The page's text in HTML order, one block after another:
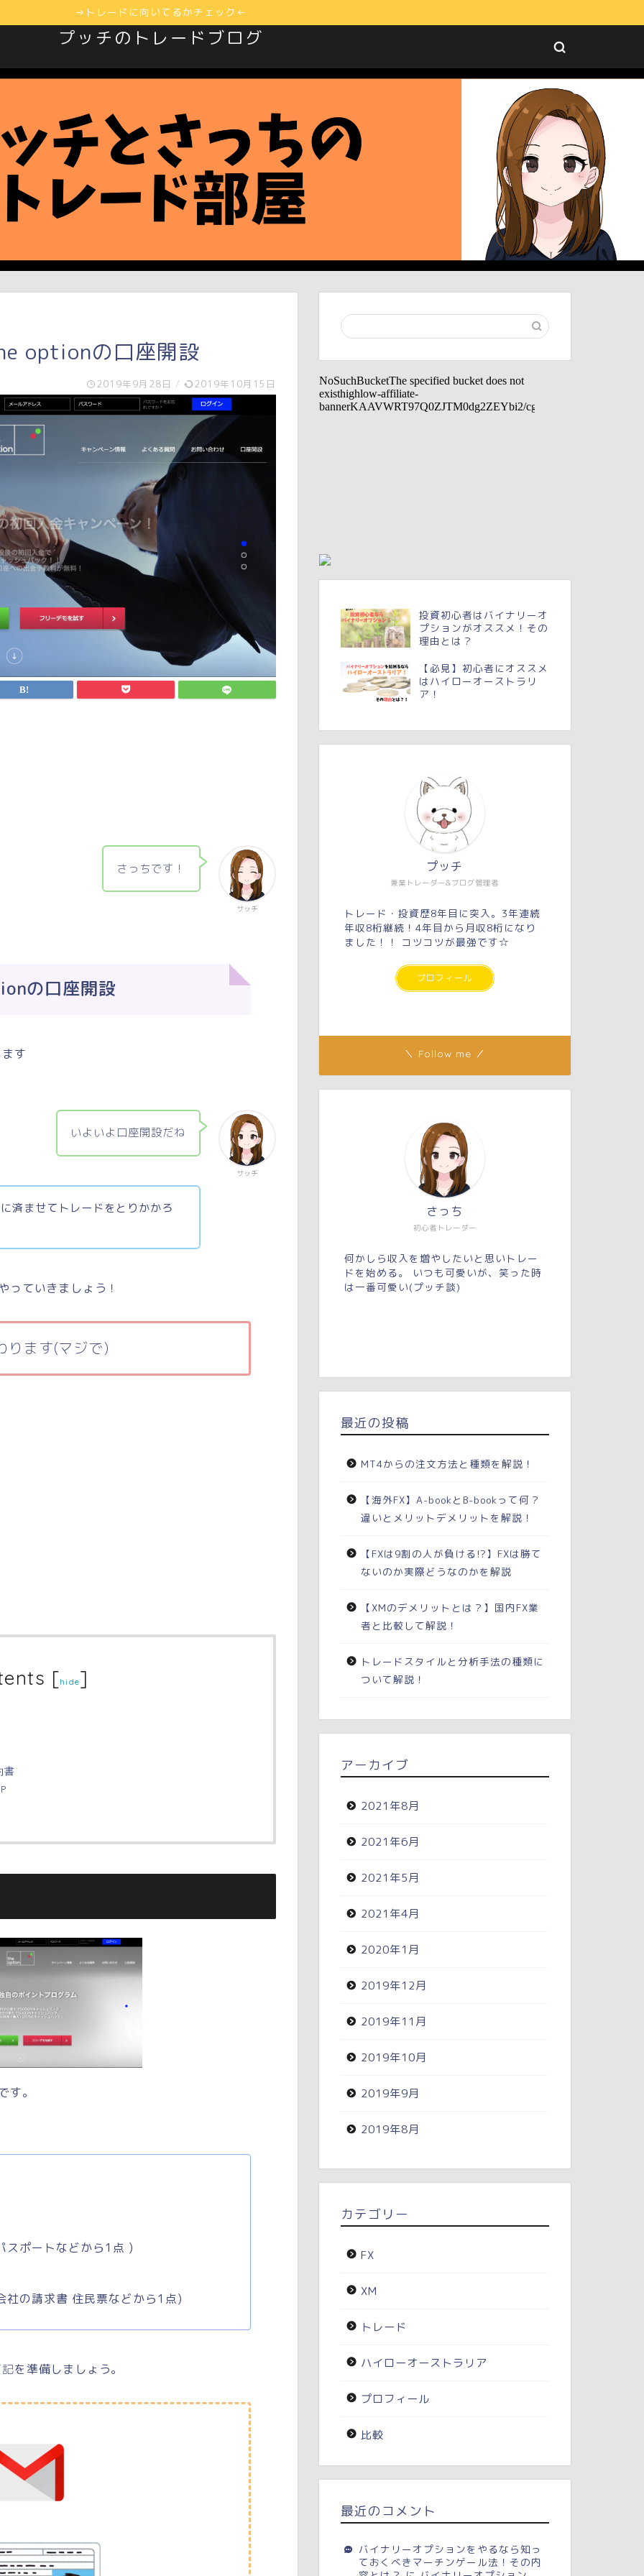
→トレードに向いてるかチェック←
プッチのトレードブログ
optionの口座開設
2019年9月28日 / 2019年10月15日
サッチ
さっちです！
の口座開設
す
サッチ
いよいよ口座開設だね
済ませて トレードをとりかかろ
っていきましょう！
ります(マジで)
[hide]
書
す。
スポートなどから1点 )
社の請求書 住民票などから1点)
を準備しましょう。
投資初心者はバイナリーオ
プションがオススメ！その
理由とは？
【必見】初心者にオススメ
はハイローオーストラリ
ア！
兼業トレーダー&ブログ管理者
プッチ
トレード・投資歴8年目に突入。3年連続
年収8桁継続！4年目から月収8桁になり
ました！！ コツコツが最強です☆
プロフィール
＼ Follow me ／
初心者トレーダー
さっち
何かしら収入を増やしたいと思いトレー
ドを始める。 いつも可愛いが、笑った時
は一番可愛い(プッチ談)
最近の投稿
MT4からの注文方法と種類を解説！
【海外FX】A-bookとB-bookって何？
違いとメリットデメリットを解説！
【FXは9割の人が負ける!?】FXは勝て
ないのか実際どうなのかを解説
【XMのデメリットとは？】国内FX業
者と比較して解説！
トレードスタイルと分析手法の種類に
ついて解説！
アーカイブ
2021年8月
2021年6月
2021年5月
2021年4月
2020年1月
2019年12月
2019年11月
2019年10月
2019年9月
2019年8月
カテゴリー
FX
XM
トレード
ハイローオーストラリア
プロフィール
比較
最近のコメント
バイナリーオプションをやるなら知っ
ておくべきマーチンゲール法！その内